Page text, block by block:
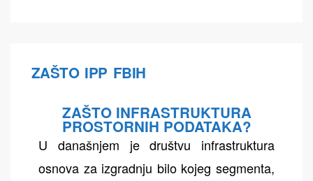
ZAŠTO IPP FBIH
ZAŠTO INFRASTRUKTURA
PROSTORNIH PODATAKA?
U današnjem je društvu infrastruktura
osnova za izgradnju bilo kojeg segmenta,